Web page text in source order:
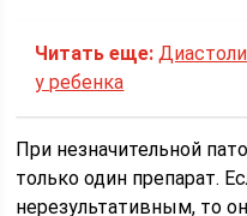
Читать еще:
у ребенка
При незначительной
только один препарат.
нерезультативным, то